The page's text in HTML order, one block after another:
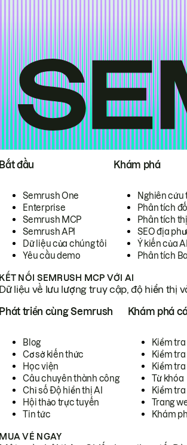
Bắt đầu
Semrush One
Enterprise
Semrush MCP
Semrush API
Dữ liệu của chúng tôi
Yêu cầu demo
Khám phá
Nghiên cứu
Phân tích
Phân tích
SEO địa
Ý kiến của
Phân tích
KẾT NỐI SEMRUSH MCP VỚI AI
Dữ liệu về lưu lượng truy cập, độ hiển thị
Phát triển cùng Semrush
Blog
Cơ sở kiến thức
Học viện
Câu chuyên thành công
Chỉ số Độ hiển thị AI
Hội thảo trực tuyến
Tin tức
Khám phá
Kiểm
Kiểm tra
Kiểm
Từ khóa
Kiểm
Trang
Khám
MUA VÉ NGAY